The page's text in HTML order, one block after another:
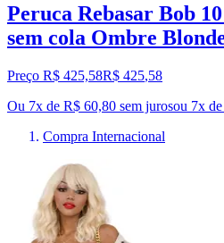
Peruca Rebasar Bob
sem cola Ombre
Preço R$ 425,58R$ 425,58
Ou 7x de R$ 60,80 sem jurosou 7x de
Compra Internacional